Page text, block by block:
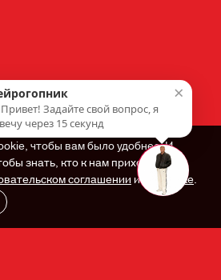
чтобы вам было удобнее. И
знать, кто к нам приходит.
соглашениии Политике.
×
Задайте свой вопрос, я
через 15 секунд